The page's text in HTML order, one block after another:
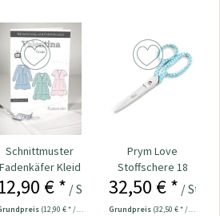
Schnittmuster
Fadenkäfer Kleid
Valentina Kinder
€ * / Stück
(12,90 € * / 1 Stück)
Prym Love
Stoffschere 18
cm Nr. 610540
32,50 € * / Stück
Grundpreis (32,50 € * / 1 Stück)